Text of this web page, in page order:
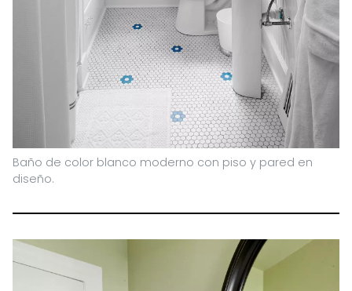
Baño de color blanco moderno con piso y pared en
diseño.